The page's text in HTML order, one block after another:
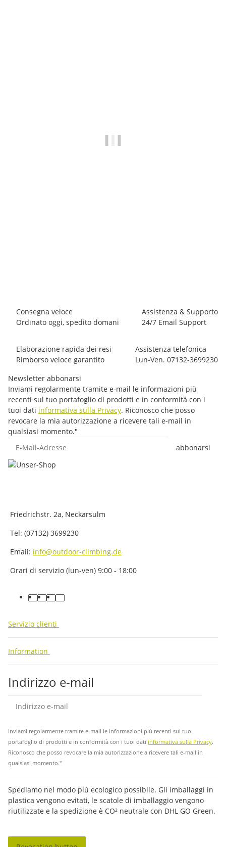
Consegna veloce
Ordinato oggi, spedito domani
Assistenza & Supporto
24/7 Email Support
Elaborazione rapida dei resi
Rimborso veloce garantito
Assistenza telefonica
Lun-Ven. 07132-3699230
Newsletter abbonarsi
Inviami regolarmente tramite e-mail le informazioni più
recenti sul tuo portafoglio di prodotti e in conformità con i
tuoi dati informativa sulla Privacy. Riconosco che posso
revocare la mia autorizzazione a ricevere tali e-mail in
qualsiasi momento."
abbonarsi
Friedrichstr. 2a, Neckarsulm
Tel: (07132) 3699230
Email: info@outdoor-climbing.de
Orari di servizio (lun-ven) 9:00 - 18:00
facebook
youtube
instagram
tiktok
Servizio clienti
Information
Indirizzo e-mail
Inviami regolarmente tramite e-mail le informazioni più recenti sul tuo
portafoglio di prodotti e in conformità con i tuoi dati informativa sulla Privacy.
Riconosco che posso revocare la mia autorizzazione a ricevere tali e-mail in
qualsiasi momento."
Spediamo nel modo più ecologico possibile. Gli imballaggi in
plastica vengono evitati, le scatole di imballaggio vengono
riutilizzate e la spedizione è CO² neutrale con DHL GO Green.